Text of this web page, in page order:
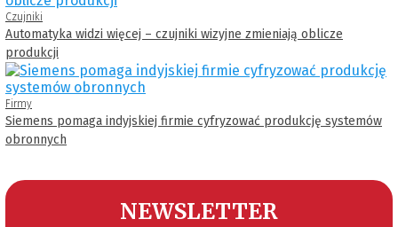
Czujniki
Automatyka widzi więcej – czujniki wizyjne zmieniają oblicze
produkcji
Firmy
Siemens pomaga indyjskiej firmie cyfryzować produkcję systemów
obronnych
NEWSLETTER